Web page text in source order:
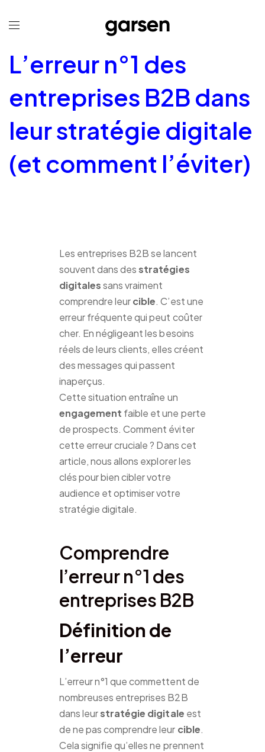
L’erreur n°1 des
entreprises B2B dans
leur stratégie digitale
(et comment l’éviter)
Les entreprises B2B se lancent
souvent dans desstratégies
digitalessans vraiment
comprendre leurcible. C’est une
erreur fréquente qui peut coûter
cher. En négligeant les besoins
réels de leurs clients, elles créent
des messages qui passent
inaperçus.
Cette situation entraîne un
engagement faible et une perte
de prospects. Comment éviter
cette erreur cruciale ? Dans cet
article, nous allons explorer les
clés pour bien cibler votre
audience et optimiser votre
stratégie digitale.
Comprendre
l’erreur n°1 des
entreprises B2B
Définition de
l’erreur
L’erreur n°1 que commettent de
nombreuses entreprises B2B
dans leurstratégie digitale est
de ne pas comprendre leur cible.
Cela signifie qu’elles ne prennent